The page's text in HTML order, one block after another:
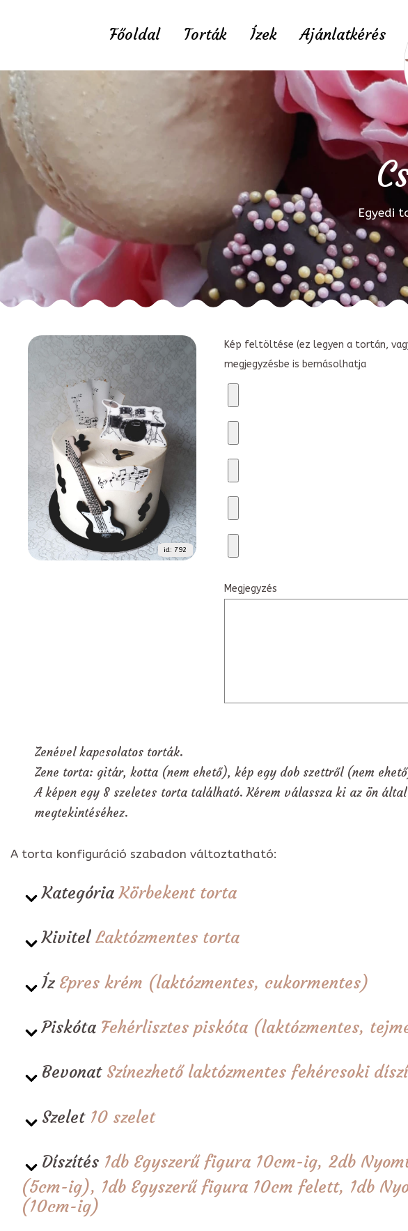
Főoldal Torták Ízek Ajánlatkérés
Egyedi
id: 792
Kép feltöltése (ez legyen a tortán,
megjegyzésbe is bemásolhatja
Megjegyzés
Zenével kapcsolatos torták.
Zene torta: gitár, kotta (nem ehető), kép egy dob szettről (nem
A képen egy 8 szeletes torta található. Kérem válassza ki az ön
megtekintéséhez.
A torta konfiguráció szabadon változtatható:
KategóriaKörbekent torta
Kivitel Laktózmentes torta
Íz Epres krém (laktózmentes, cukormentes)
Piskóta Fehérlisztes piskóta (laktózmentes,
Bevonat Színezhető laktózmentes fehércsoki
Szelet 10 szelet
Díszítés 1db Egyszerű figura 10cm-ig, 2db
(5cm-ig), 1db Egyszerű figura 10cm felett, 1db
(10cm-ig)